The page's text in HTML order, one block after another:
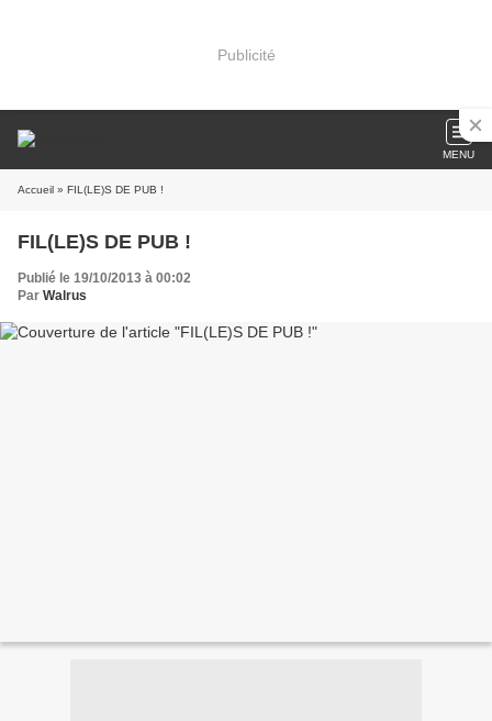
Publicité
MENU
Accueil » FIL(LE)S DE PUB !
FIL(LE)S DE PUB !
Publié le 19/10/2013 à 00:02
Par Walrus